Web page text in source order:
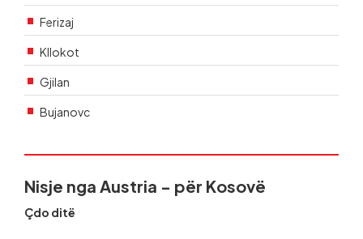
Ferizaj
Kllokot
Gjilan
Bujanovc
Nisje nga Austria - për Kosovë
Çdo ditë